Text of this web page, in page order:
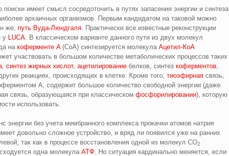
поиски имеет смысл сосредоточить в путях запасения энергии и синтеза
архаичных организмов. Первым кандидатом на таковой можно
же, путь Вуда‑Люндгаля. Практически все известные реконструкции
у LUCA. В классическом варианте данного пути из двух молекул
на коферменте A (CoA) синтезируется молекула Ацетил‑КоА
участвовать в большом количестве метаболических процессов таких
, синтез жирных кислот, ацетилированиебелков, синтез коферментов,
реакциях, происходящих в клетке. Кроме того, тиоэфирнаясвязь,
А, содержит большое количество свободной энергии (даже
связь, образующаяся при классическом фосфорилировании), которую
использовать.
энергии без учета мембранного комплекса прокачки атомов натрия
довольно сложное устройство, и вряд ли появился уже на ранних
так как в процессе восстановления одной из молекул CO2
одна молекула АТФ. Но ситуация кардинально меняется, если